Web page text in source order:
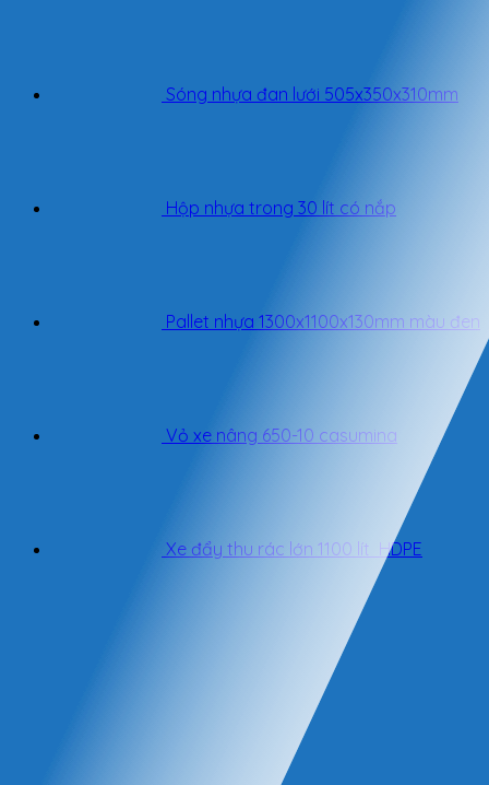
Sóng nhựa đan lưới 505x350x310mm
Hộp nhựa trong 30 lít có nắp
Pallet nhựa 1300x1100x130mm màu đen
Vỏ xe nâng 650-10 casumina
Xe đẩy thu rác lớn 1100 lít HDPE